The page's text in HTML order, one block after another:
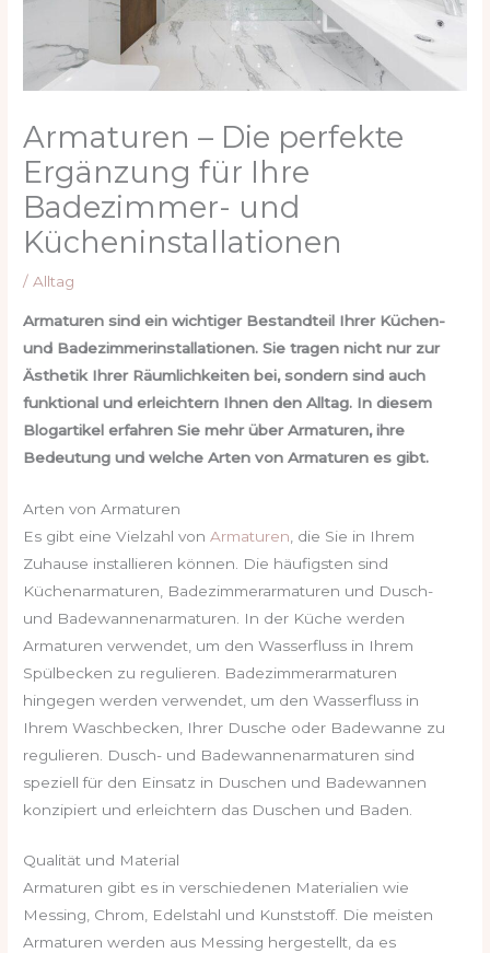
Armaturen – Die perfekte
Ergänzung für Ihre
Badezimmer- und
Kücheninstallationen
/ Alltag
Armaturen sind ein wichtiger Bestandteil Ihrer Küchen-
und Badezimmerinstallationen. Sie tragen nicht nur zur
Ästhetik Ihrer Räumlichkeiten bei, sondern sind auch
funktional und erleichtern Ihnen den Alltag. In diesem
Blogartikel erfahren Sie mehr über Armaturen, ihre
Bedeutung und welche Arten von Armaturen es gibt.
Arten von Armaturen
Es gibt eine Vielzahl von Armaturen , die Sie in Ihrem
Zuhause installieren können. Die häufigsten sind
Küchenarmaturen, Badezimmerarmaturen und Dusch-
und Badewannenarmaturen. In der Küche werden
Armaturen verwendet, um den Wasserfluss in Ihrem
Spülbecken zu regulieren. Badezimmerarmaturen
hingegen werden verwendet, um den Wasserfluss in
Ihrem Waschbecken, Ihrer Dusche oder Badewanne zu
regulieren. Dusch- und Badewannenarmaturen sind
speziell für den Einsatz in Duschen und Badewannen
konzipiert und erleichtern das Duschen und Baden.
Qualität und Material
Armaturen gibt es in verschiedenen Materialien wie
Messing, Chrom, Edelstahl und Kunststoff. Die meisten
Armaturen werden aus Messing hergestellt, da es